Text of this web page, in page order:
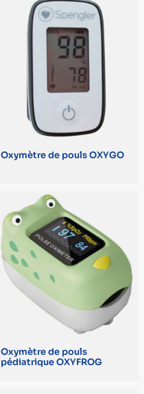
Oxymètre de pouls OXYGO
Oxymètre de pouls
pédiatrique OXYFROG